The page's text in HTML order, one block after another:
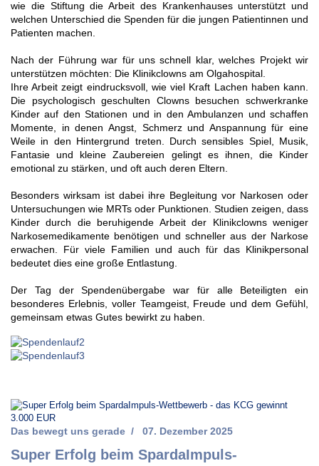
wie die Stiftung die Arbeit des Krankenhauses unterstützt und
welchen Unterschied die Spenden für die jungen Patientinnen und
Patienten machen.
Nach der Führung war für uns schnell klar, welches Projekt wir
unterstützen möchten: Die Klinikclowns am Olgahospital.
Ihre Arbeit zeigt eindrucksvoll, wie viel Kraft Lachen haben kann.
Die psychologisch geschulten Clowns besuchen schwerkranke
Kinder auf den Stationen und in den Ambulanzen und schaffen
Momente, in denen Angst, Schmerz und Anspannung für eine
Weile in den Hintergrund treten. Durch sensibles Spiel, Musik,
Fantasie und kleine Zaubereien gelingt es ihnen, die Kinder
emotional zu stärken, und oft auch deren Eltern.
Besonders wirksam ist dabei ihre Begleitung vor Narkosen oder
Untersuchungen wie MRTs oder Punktionen. Studien zeigen, dass
Kinder durch die beruhigende Arbeit der Klinikclowns weniger
Narkosemedikamente benötigen und schneller aus der Narkose
erwachen. Für viele Familien und auch für das Klinikpersonal
bedeutet dies eine große Entlastung.
Der Tag der Spendenübergabe war für alle Beteiligten ein
besonderes Erlebnis, voller Teamgeist, Freude und dem Gefühl,
gemeinsam etwas Gutes bewirkt zu haben.
Super Erfolg beim SpardaImpuls-
Das bewegt uns gerade 07. Dezember 2025